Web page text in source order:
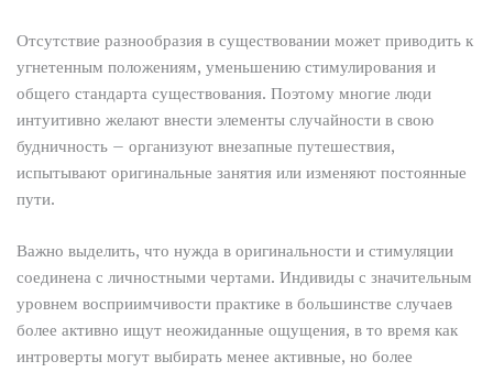
Отсутствие разнообразия в существовании может приводить к
угнетенным положениям, уменьшению стимулирования и
общего стандарта существования. Поэтому многие люди
интуитивно желают внести элементы случайности в свою
будничность – организуют внезапные путешествия,
испытывают оригинальные занятия или изменяют постоянные
пути.
Важно выделить, что нужда в оригинальности и стимуляции
соединена с личностными чертами. Индивиды с значительным
уровнем восприимчивости практике в большинстве случаев
более активно ищут неожиданные ощущения, в то время как
интроверты могут выбирать менее активные, но более